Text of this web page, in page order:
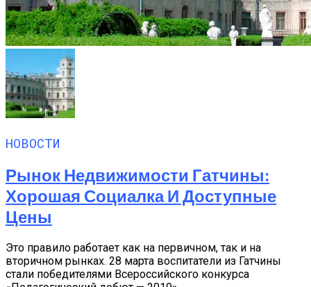
НОВОСТИ
Рынок Недвижимости Гатчины:
Хорошая Социалка И Доступные
Цены
Это правило работает как на первичном, так и на
вторичном рынках. 28 марта воспитатели из Гатчины
стали победителями Всероссийского конкурса